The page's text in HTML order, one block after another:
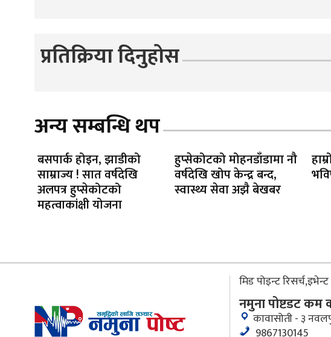
प्रतिक्रिया दिनुहोस
अन्य सम्बन्धि थप
बसपार्क होइन, झाडीको
साम्राज्य ! सात वर्षदेखि
अलपत्र हुप्सेकोटको
महत्वाकांक्षी योजना
हुप्सेकोटको मोहनडाँडामा नौ
वर्षदेखि खोप केन्द्र बन्द,
स्वास्थ्य सेवा अझै बेखबर
मिड पोइन्ट
नमुना पोष्टडट कम
कावासोती - ३